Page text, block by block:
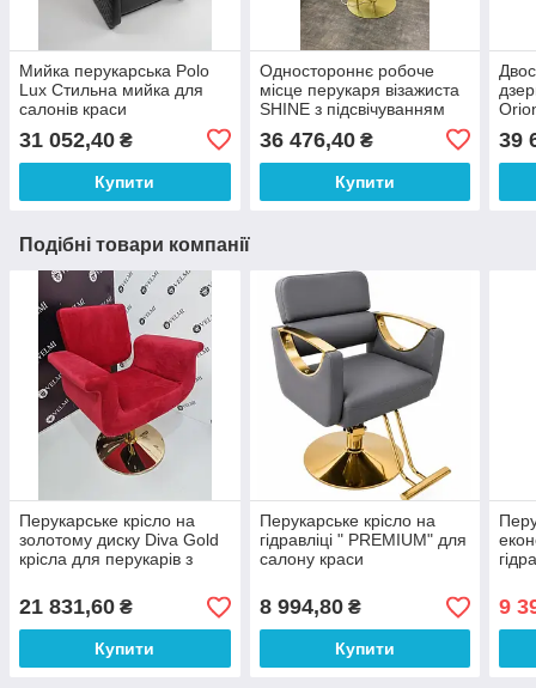
Мийка перукарська Polo
Lux Стильна мийка для
салонів краси
Перукарська крісло-мийка
31 052,40 ₴
Купити
Одностороннє робоче
місце перукаря візажиста
SHINE з підсвічуванням
шухлядою VM740
36 476,40₴
Купити
39
Подібні товари компанії
Перукарське крісло на
золотому диску Diva Gold
крісла для перукарів з
VM866-Gold
21 831,60 ₴
Купити
Перукарське крісло на
гідравліці " PREMIUM" для
салону краси
8 994,80₴
Купити
9